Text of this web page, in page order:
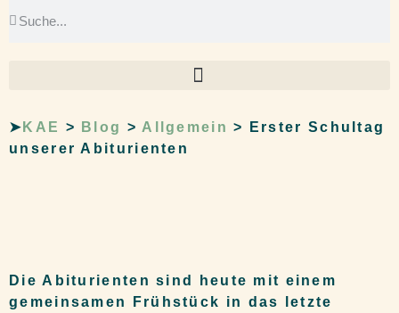
➤ KAE > Blog > Allgemein >
Erster Schultag
unserer Abiturienten
Die Abiturienten sind heute mit einem
gemeinsamen Frühstück in das letzte